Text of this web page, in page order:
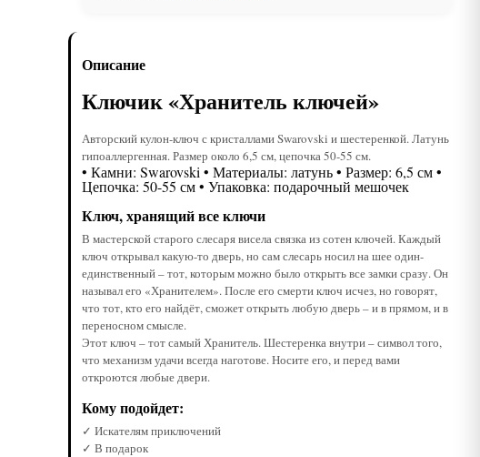
Описание
Ключик «Хранитель ключей»
Авторский кулон-ключ с кристаллами Swarovski и шестеренкой. Латунь
гипоаллергенная. Размер около 6,5 см, цепочка 50-55 см.
• Камни: Swarovski • Материалы: латунь • Размер: 6,5 см •
Цепочка: 50-55 см • Упаковка: подарочный мешочек
Ключ, хранящий все ключи
В мастерской старого слесаря висела связка из сотен ключей. Каждый
ключ открывал какую-то дверь, но сам слесарь носил на шее один-
единственный – тот, которым можно было открыть все замки сразу. Он
называл его «Хранителем». После его смерти ключ исчез, но говорят,
что тот, кто его найдёт, сможет открыть любую дверь – и в прямом, и в
переносном смысле.
Этот ключ – тот самый Хранитель. Шестеренка внутри – символ того,
что механизм удачи всегда наготове. Носите его, и перед вами
откроются любые двери.
Кому подойдет:
✓ Искателям приключений
✓ В подарок